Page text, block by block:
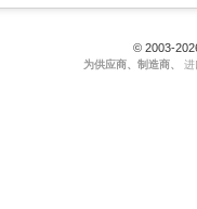
© 2003-
为供应商、制造商、
进